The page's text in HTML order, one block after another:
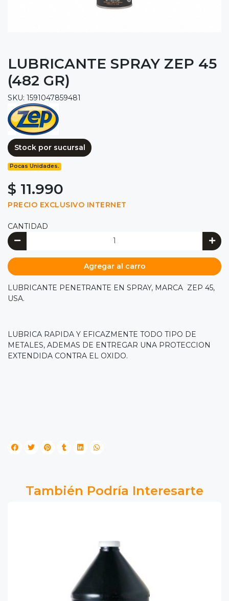
LUBRICANTE SPRAY ZEP 45
(482 GR)
SKU: 1591047859481
Stock por sucursal
Pocas Unidades.
$ 11.990
PRECIO EXCLUSIVO INTERNET
CANTIDAD
Agregar al carro
LUBRICANTE PENETRANTE EN SPRAY, MARCA ZEP 45,
USA.
LUBRICA RAPIDA Y EFICAZMENTE TODO TIPO DE
METALES, ADEMAS DE ENTREGAR UNA PROTECCION
EXTENDIDA CONTRA EL OXIDO.
También Podría Interesarte